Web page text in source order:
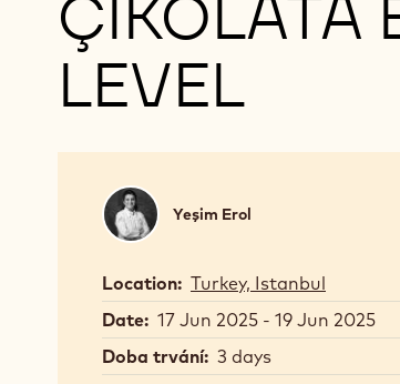
ÇIKOLATA
LEVEL
Yeşim
Erol
Yeşim Erol
Location: Turkey, Istanbul
Date: 17 Jun 2025 - 19 Jun 2025
Doba trvání: 3 days